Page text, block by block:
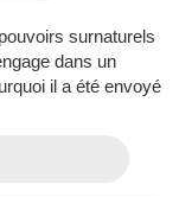
surnaturels
dans un
il a été envoyé